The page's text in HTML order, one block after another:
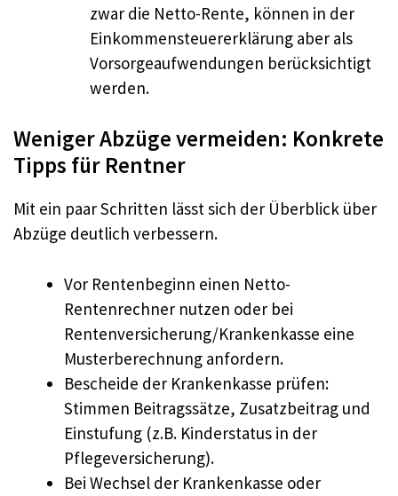
zwar die Netto-Rente, können in der
Einkommensteuererklärung aber als
Vorsorgeaufwendungen berücksichtigt
werden.​
Weniger Abzüge vermeiden: Konkrete
Tipps für Rentner
Mit ein paar Schritten lässt sich der Überblick über
Abzüge deutlich verbessern.
Vor Rentenbeginn einen Netto-
Rentenrechner nutzen oder bei
Rentenversicherung/Krankenkasse eine
Musterberechnung anfordern.
Bescheide der Krankenkasse prüfen:
Stimmen Beitragssätze, Zusatzbeitrag und
Einstufung (z.B. Kinderstatus in der
Pflegeversicherung).
Bei Wechsel der Krankenkasse oder